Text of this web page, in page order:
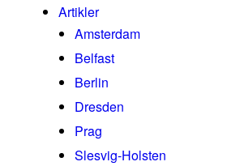
Artikler
Amsterdam
Belfast
Berlin
Dresden
Prag
Slesvig-Holsten